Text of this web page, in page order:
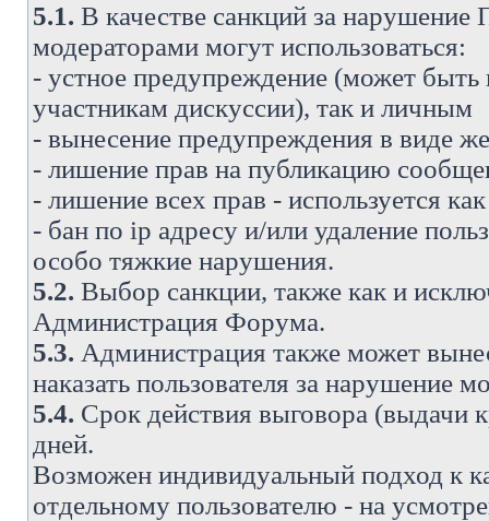
5.1. В качестве санкций за
модераторами могут использоваться:
- устное предупреждение (может
участникам дискуссии), так и личным
- вынесение предупреждения в виде
- лишение прав на публикацию
- лишение всех прав - используется
- бан по ip адресу и/или удаление
особо тяжкие нарушения.
5.2. Выбор санкции, также как и
Администрация Форума.
5.3. Администрация также может
наказать пользователя за
5.4. Срок действия выговора (выдачи
дней.
Возможен индивидуальный подход к
отдельному пользователю - на